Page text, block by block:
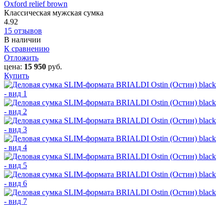
Oxford‎ relief brown
Классическая мужская сумка
4.92
15 отзывов
В наличии
К сравнению
Отложить
цена: 15 950 руб.
Купить